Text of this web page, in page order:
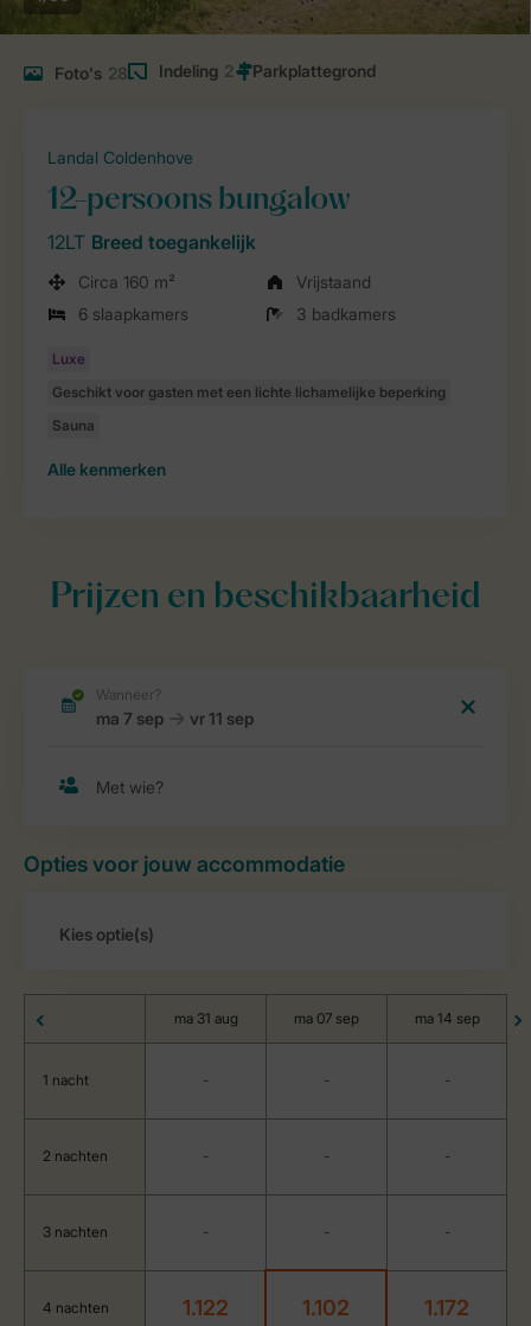
Foto's 28 Indeling 2
Landal Coldenhove
12-persoons bungalow
12LT Breed toegankelijk
Circa 160 m²
Vrijstaand
6 slaapkamers
3 badkamers
Alle kenmerken
Prijzen en beschikbaarheid
Opties voor jouw accommodatie
ma 31 aug ma 07 sep ma 14 sep
1 nacht - - -
2 nachten - - -
3 nachten - - -
4 nachten 1.122 1.102 1.172